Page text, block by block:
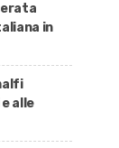
in
alle